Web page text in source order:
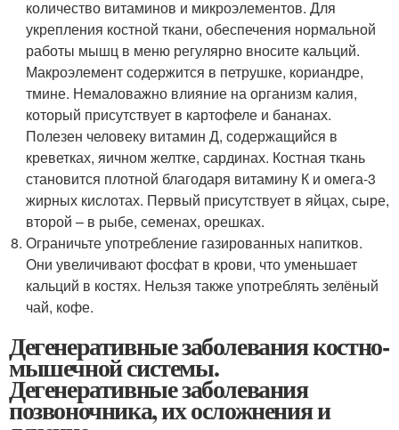
количество витаминов и микроэлементов. Для
укрепления костной ткани, обеспечения нормальной
работы мышц в меню регулярно вносите кальций.
Макроэлемент содержится в петрушке, кориандре,
тмине. Немаловажно влияние на организм калия,
который присутствует в картофеле и бананах.
Полезен человеку витамин Д, содержащийся в
креветках, яичном желтке, сардинах. Костная ткань
становится плотной благодаря витамину К и омега-3
жирных кислотах. Первый присутствует в яйцах, сыре,
второй – в рыбе, семенах, орешках.
Ограничьте употребление газированных напитков.
Они увеличивают фосфат в крови, что уменьшает
кальций в костях. Нельзя также употреблять зелёный
чай, кофе.
Дегенеративные заболевания костно-
мышечной системы.
Дегенеративные заболевания
позвоночника, их осложнения и